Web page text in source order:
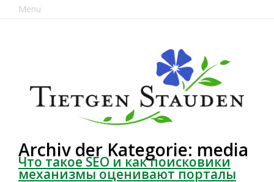
Menu
Archiv der Kategorie: media
Что такое SEO и как поисковики
механизмы оценивают порталы